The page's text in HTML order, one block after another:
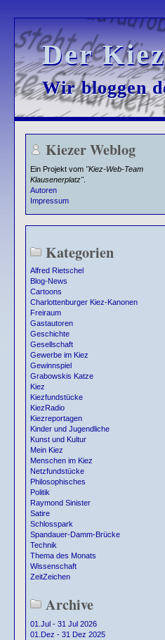
Der
Der
Wir bloggen
Wir bloggen
Kiezer Weblog
Ein Projekt vom "Kiez-Web-Team
Klausenerplatz".
Autoren
Impressum
Kategorien
Alfred Rietschel
Blog-News
Cartoons
Charlottenburger Kiez-Kanonen
Freiraum
Gastautoren
Geschichte
Gesellschaft
Gewerbe im Kiez
Gewinnspiel
Grabowskis Katze
Kiez
Kiezfundstücke
KiezRadio
Kiezreportagen
Kinder und Jugendliche
Kunst und Kultur
Mein Kiez
Menschen im Kiez
Netzfundstücke
Philosophisches
Politik
Raymond Sinister
Satire
Schlosspark
Spandauer-Damm-Brücke
Technik
Thema des Monats
Wissenschaft
ZeitZeichen
Archive
01.Jul - 31 Jul 2026
01.Dez - 31 Dez 2025